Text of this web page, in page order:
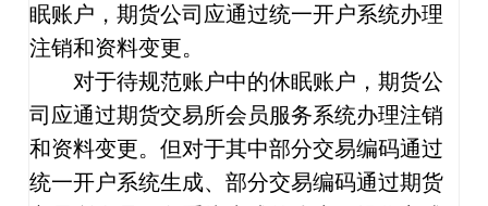
眠账户，期货公司应通过统一开户系统办理
注销和资料变更。
对于待规范账户中的休眠账户，期货公
司应通过期货交易所会员服务系统办理注销
和资料变更。但对于其中部分交易编码通过
统一开户系统生成、部分交易编码通过期货